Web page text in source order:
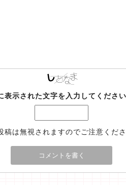
表示された文字を入力してください
稿は無視されますのでご注意くだ